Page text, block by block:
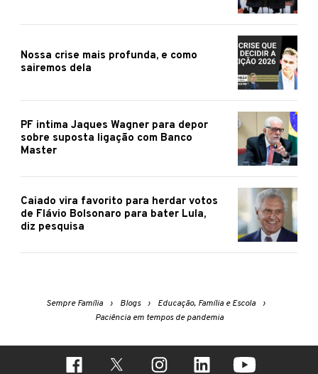
Nossa crise mais profunda, e como
sairemos dela
PF intima Jaques Wagner para depor
sobre suposta ligação com Banco
Master
Caiado vira favorito para herdar votos
de Flávio Bolsonaro para bater Lula,
diz pesquisa
Sempre Família Blogs
Educação, Família e Escola
Paciência em tempos de pandemia